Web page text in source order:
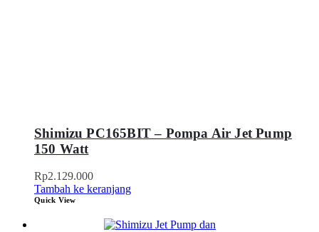
Shimizu PC165BIT – Pompa Air Jet Pump
150 Watt
Rp2.129.000
Tambah ke keranjang
Quick View